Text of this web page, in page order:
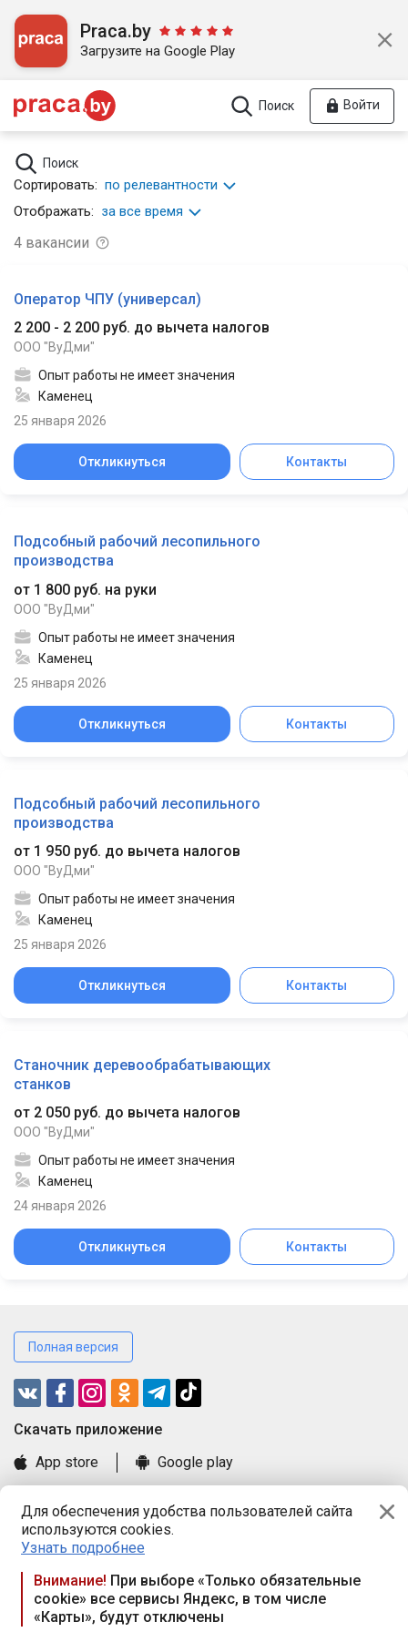
Для обеспечения удобства пользователей сайта
используются cookies.
Узнать подробнее
Внимание! При выборе «Только обязательные
cookie» все сервисы Яндекс, в том числе
«Карты», будут отключены
Praca.by
Загрузите на Google Play
Поиск Войти
Поиск
Сортировать: по релевантности
Отображать: за все время
4 вакансии
Оператор ЧПУ (универсал)
2 200 - 2 200 руб. до вычета налогов
ООО "ВуДми"
Опыт работы не имеет значения
Каменец
25 января 2026
Откликнуться Контакты
Подсобный рабочий лесопильного
производства
от 1 800 руб. на руки
ООО "ВуДми"
Опыт работы не имеет значения
Каменец
25 января 2026
Откликнуться Контакты
Подсобный рабочий лесопильного
производства
от 1 950 руб. до вычета налогов
ООО "ВуДми"
Опыт работы не имеет значения
Каменец
25 января 2026
Откликнуться Контакты
Станочник деревообрабатывающих
станков
от 2 050 руб. до вычета налогов
ООО "ВуДми"
Опыт работы не имеет значения
Каменец
24 января 2026
Откликнуться Контакты
Полная версия
Cкачать приложение
App store
Google play
Книга замечаний и предложений
Правила и документы
Praca.by © 2000—2026, ООО «ПРАЦА БАЙ»
Республика Беларусь, 220114, г. Минск, пр-т Независимости
117а, пом. № 9.